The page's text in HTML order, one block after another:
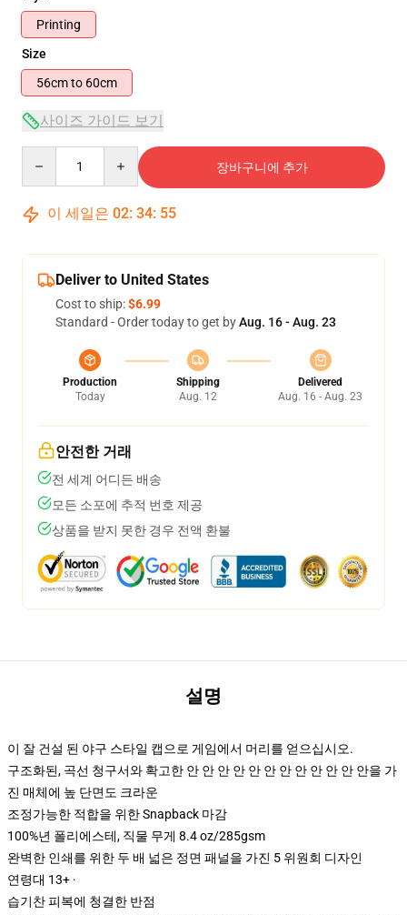
Printing
Size
56cm to 60cm
사이즈 가이드 보기
장바구니에 추가
이 세일은 02: 34: 54
Deliver to United States
Cost to ship:$6.99
Standard - Order today to get byAug. 16 - Aug. 23
Production
Today
Shipping
Aug. 12
Delivered
Aug. 16 - Aug. 23
안전한 거래
전 세계 어디든 배송
모든 소포에 추적 번호 제공
상품을 받지 못한 경우 전액 환불
설명
이 잘 건설 된 야구 스타일 캡으로 게임에서 머리를 얻으십시오.
구조화된, 곡선 청구서와 확고한 안 안 안 안 안 안 안 안 안 안 안 안을 가
진 매체에 높 단면도 크라운
조정가능한 적합을 위한 Snapback 마감
100%년 폴리에스테, 직물 무게 8.4 oz/285gsm
완벽한 인쇄를 위한 두 배 넓은 정면 패널을 가진 5 위원회 디자인
연령대 13+ ·
습기찬 피복에 청결한 반점